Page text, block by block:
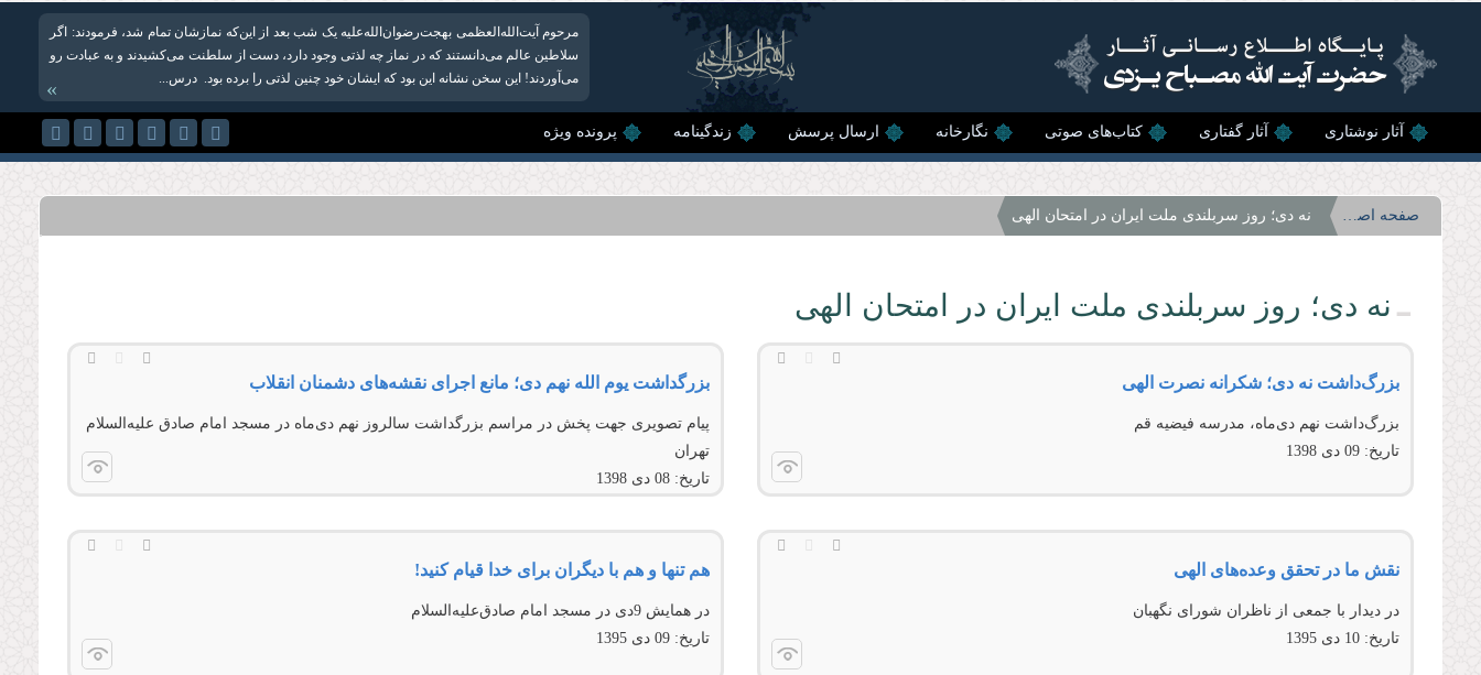
مرحوم آیت‌الله‌العظمی بهجت‌رضوان‌الله‌علیه یک شب بعد از این‌که نمازشان تمام شد، فرمودند: اگر
سلاطین عالم می‌دانستند که در نماز چه لذتی وجود دارد، دست از سلطنت می‌کشیدند و به عبادت رو
می‌آوردند! این سخن نشانه این بود که ایشان خود چنین لذتی را برده بود. درس‌...
»
آثار نوشتاری آثار گفتاری کتاب‌های صوتی نگارخانه ارسال پرسش زندگینامه پرونده ویژه
صفحه اصلی نه دی‌؛ روز سربلندی ملت ایران در امتحان الهی
نه دی‌؛ روز سربلندی ملت ایران در امتحان الهی
بزرگ‌داشت نه دی؛ شکرانه نصرت الهی
بزرگ‌داشت نهم دی‌ماه،‌ مدرسه فیضیه قم
تاریخ: 09 دى 1398
بزرگداشت يوم‌ الله نهم دی؛ مانع اجرای نقشه‌های دشمنان انقلاب
پيام تصويری جهت پخش در مراسم بزرگداشت سالروز نهم دی‌ماه در مسجد امام صادق عليه‌السلام
تهران
تاریخ: 08 دى 1398
نقش ما در تحقق وعده‌های الهی
در دیدار با جمعی از ناظران شورای نگهبان
تاریخ: 10 دى 1395
هم تنها و هم با دیگران برای خدا قیام کنید!
در همایش 9دی در مسجد امام صادق‌علیه‌السلام
تاریخ: 09 دى 1395